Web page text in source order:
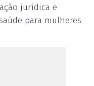
jurídica e
para mulheres